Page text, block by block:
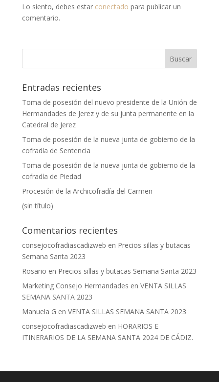
Lo siento, debes estar conectado para publicar un
comentario.
Entradas recientes
Toma de posesión del nuevo presidente de la Unión de
Hermandades de Jerez y de su junta permanente en la
Catedral de Jerez
Toma de posesión de la nueva junta de gobierno de la
cofradía de Sentencia
Toma de posesión de la nueva junta de gobierno de la
cofradía de Piedad
Procesión de la Archicofradía del Carmen
(sin título)
Comentarios recientes
consejocofradiascadizweb en Precios sillas y butacas
Semana Santa 2023
Rosario en Precios sillas y butacas Semana Santa 2023
Marketing Consejo Hermandades en VENTA SILLAS
SEMANA SANTA 2023
Manuela G en VENTA SILLAS SEMANA SANTA 2023
consejocofradiascadizweb en HORARIOS E
ITINERARIOS DE LA SEMANA SANTA 2024 DE CÁDIZ.